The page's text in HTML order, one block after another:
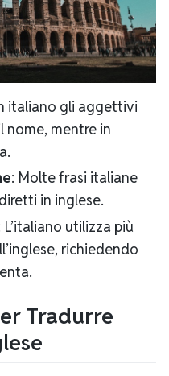
italiano gli aggettivi
nome, mentre in
: Molte frasi italiane
in inglese.
L’italiano utilizza più
richiedendo
Tradurre